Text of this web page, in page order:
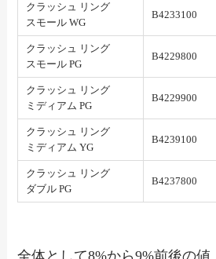
クラッシュ リング
スモール WG
B4233100
クラッシュ リング
スモール PG
B4229800
クラッシュ リング
ミディアム PG
B4229900
クラッシュ リング
ミディアム YG
B4239100
クラッシュ リング
ダブル PG
B4237800